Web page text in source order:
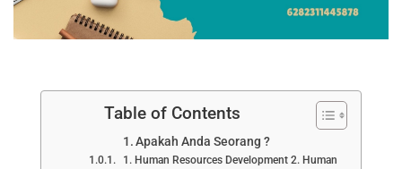
Table of Contents
Apakah Anda Seorang ?
1. Human Resources Development 2. Human